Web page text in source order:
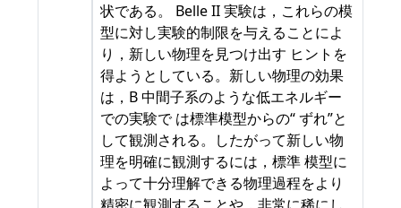
状である。 Belle II 実験は，これらの模
型に対し実験的制限を与えることによ
り，新しい物理を見つけ出す ヒントを
得ようとしている。新しい物理の効果
は，B 中間子系のような低エネルギー
での実験で は標準模型からの“ ずれ”と
して観測される。したがって新しい物
理を明確に観測するには，標準 模型に
よって十分理解できる物理過程をより